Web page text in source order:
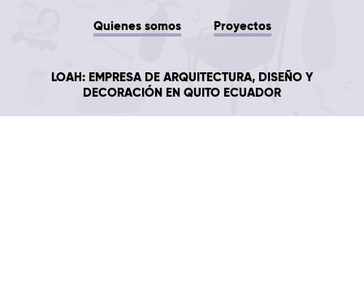
Quienes somos Proyectos
LOAH: EMPRESA DE ARQUITECTURA, DISEÑO Y
DECORACIÓN EN QUITO ECUADOR